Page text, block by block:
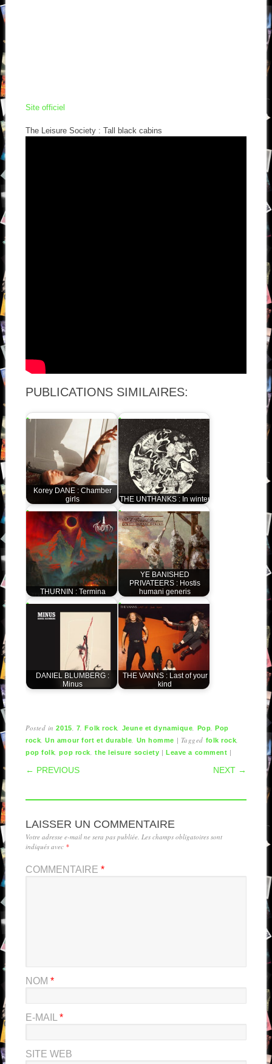
Site officiel
The Leisure Society : Tall black cabins
PUBLICATIONS SIMILAIRES:
Korey DANE : Chamber
girls
THE UNTHANKS : In winter
THURNIN : Termina
YE BANISHED
PRIVATEERS : Hostis
humani generis
DANIEL BLUMBERG :
Minus
THE VANNS : Last of your
kind
Posted in2015 7 ,Folk rock Jeune et dynamique Pop ,Pop
rock ,Un amour fort et durable Un homme | Tagged folk rock
pop folk ,pop rock the leisure society |Leave a comment |
POST NAVIGATION
← PREVIOUS NEXT →
LAISSER UN COMMENTAIRE
Votre adresse e-mail ne sera pas publiée. Les champs obligatoires sont
indiqués avec *
COMMENTAIRE *
NOM *
E-MAIL *
SITE WEB